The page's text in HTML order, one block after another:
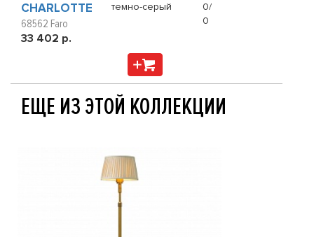
CHARLOTTE
68562 Faro
33 402 р.
темно-серый
0/
0
ЕЩЕ ИЗ ЭТОЙ КОЛЛЕКЦИИ